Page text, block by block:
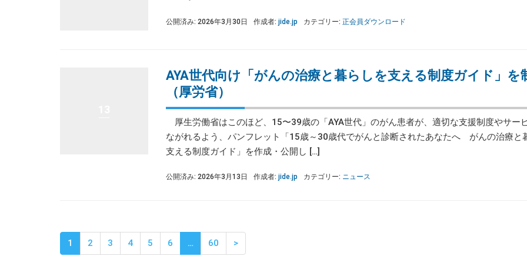
公開済み: 2026年3月30日 作成者: jide.jp カテゴリー: 正会員ダウンロード
AYA世代向け「がんの治療と暮らしを支える制度ガイド」を
（厚労省）
厚生労働省はこのほど、15〜39歳の「AYA世代」のがん患者が、適切な支援制度やサー
ながれるよう、パンフレット「15歳～30歳代でがんと診断されたあなたへ がんの治療と
支える制度ガイド」を作成・公開し […]
公開済み: 2026年3月13日 作成者: jide.jp カテゴリー: ニュース
1 2 3 4 5 6 … 60 >